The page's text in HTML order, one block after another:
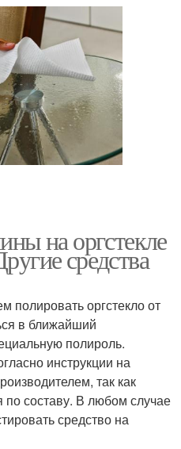
на оргстекле
средства
полировать оргстекло от
в ближайший
полироль.
инструкции на
так как
по составу. В любом случае
средство на